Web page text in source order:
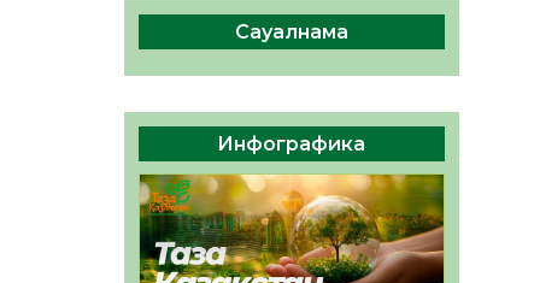
беруге дайын
ӘРБІР ДАУЫС – ҚОҒАМ
ДАМУЫНА ҚОСЫЛҒАН
ҮЛЕС
05.08.2026
35 0
Сауалнама
Инфографика